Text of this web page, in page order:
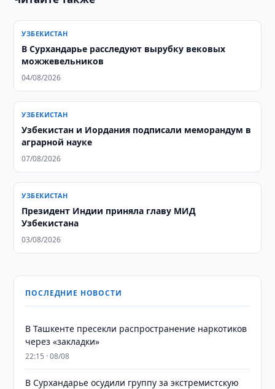
УЗБЕКИСТАН
В Сурхандарье расследуют вырубку вековых
можжевельников
04/08/2026
УЗБЕКИСТАН
Узбекистан и Иордания подписали меморандум в
аграрной науке
07/08/2026
УЗБЕКИСТАН
Президент Индии приняла главу МИД
Узбекистана
03/08/2026
ПОСЛЕДНИЕ НОВОСТИ
В Ташкенте пресекли распространение наркотиков
через «закладки»
22:15 · 08/08
В Сурхандарье осудили группу за экстремистскую